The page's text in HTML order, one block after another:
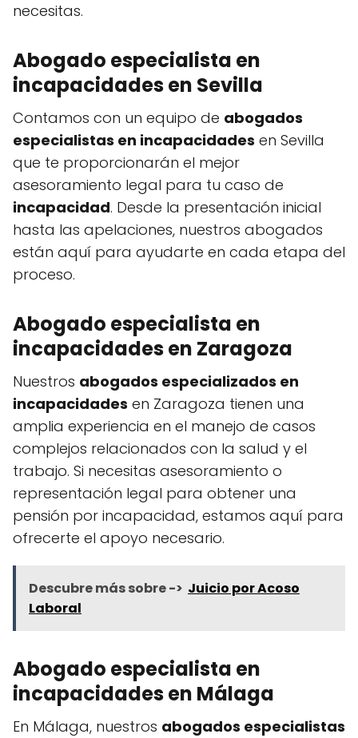
necesitas.
Abogado especialista en
incapacidades en Sevilla
Contamos con un equipo de abogados
especialistas en incapacidades en Sevilla
que te proporcionarán el mejor
asesoramiento legal para tu caso de
incapacidad. Desde la presentación inicial
hasta las apelaciones, nuestros abogados
están aquí para ayudarte en cada etapa del
proceso.
Abogado especialista en
incapacidades en Zaragoza
Nuestros abogados especializados en
incapacidades en Zaragoza tienen una
amplia experiencia en el manejo de casos
complejos relacionados con la salud y el
trabajo. Si necesitas asesoramiento o
representación legal para obtener una
pensión por incapacidad, estamos aquí para
ofrecerte el apoyo necesario.
Descubre más sobre -> Juicio por Acoso
Laboral
Abogado especialista en
incapacidades en Málaga
En Málaga, nuestros abogados especialistas